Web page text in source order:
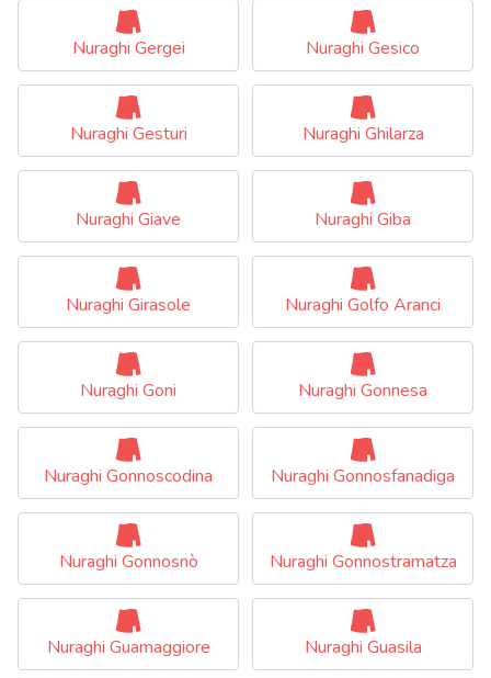
Nuraghi Gergei Nuraghi Gesico
Nuraghi Gesturi Nuraghi Ghilarza
Nuraghi Giave Nuraghi Giba
Nuraghi Girasole Nuraghi Golfo Aranci
Nuraghi Goni Nuraghi Gonnesa
Nuraghi Gonnoscodina Nuraghi Gonnosfanadiga
Nuraghi Gonnosnò Nuraghi Gonnostramatza
Nuraghi Guamaggiore Nuraghi Guasila